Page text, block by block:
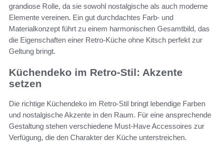
grandiose Rolle, da sie sowohl nostalgische als auch moderne
Elemente vereinen. Ein gut durchdachtes Farb- und
Materialkonzept führt zu einem harmonischen Gesamtbild, das
die Eigenschaften einer Retro-Küche ohne Kitsch perfekt zur
Geltung bringt.
Küchendeko im Retro-Stil: Akzente
setzen
Die richtige Küchendeko im Retro-Stil bringt lebendige Farben
und nostalgische Akzente in den Raum. Für eine ansprechende
Gestaltung stehen verschiedene Must-Have Accessoires zur
Verfügung, die den Charakter der Küche unterstreichen.